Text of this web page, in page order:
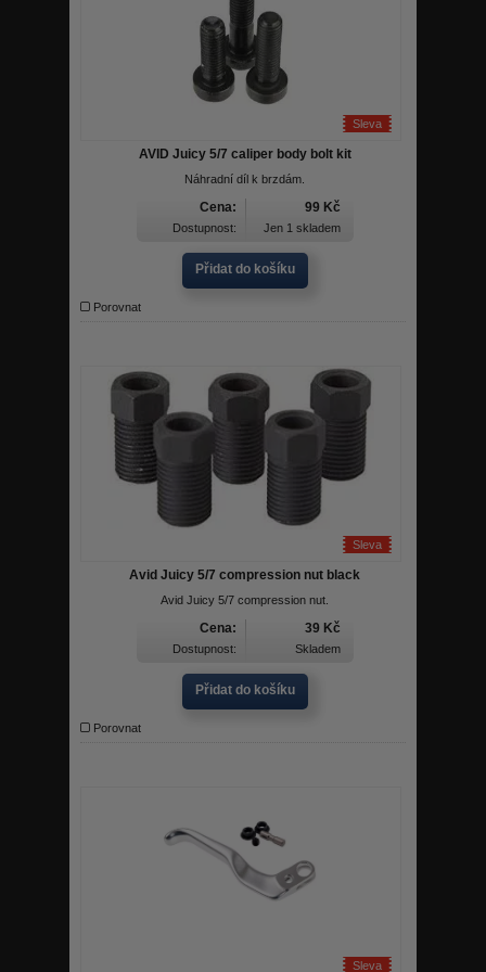
Sleva
AVID Juicy 5/7 caliper body bolt kit
Náhradní díl k brzdám.
Cena: 99 Kč
Dostupnost: Jen 1 skladem
Přidat do košíku
Porovnat
Sleva
Avid Juicy 5/7 compression nut black
Avid Juicy 5/7 compression nut.
Cena: 39 Kč
Dostupnost: Skladem
Přidat do košíku
Porovnat
Sleva